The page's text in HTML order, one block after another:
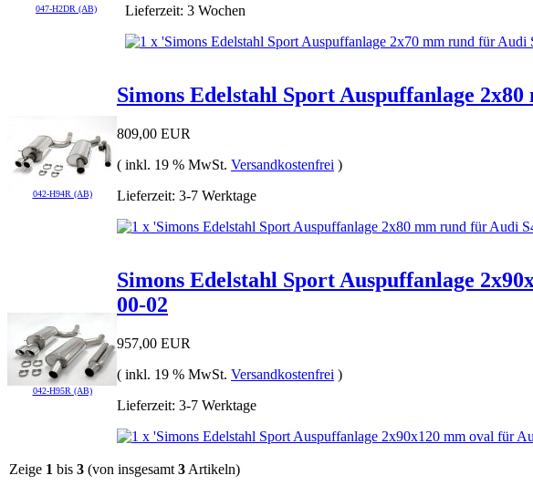
047-H2DR (AB)
Lieferzeit: 3 Wochen
042-H94R (AB)
Simons Edelstahl Sport Auspuffanlage
809,00 EUR
( inkl. 19 % MwSt. Versandkostenfrei )
Lieferzeit: 3-7 Werktage
042-H95R (AB)
Simons Edelstahl Sport Auspuffanlage
00-02
957,00 EUR
( inkl. 19 % MwSt. Versandkostenfrei )
Lieferzeit: 3-7 Werktage
Zeige 1 bis 3 (von insgesamt 3 Artikeln)